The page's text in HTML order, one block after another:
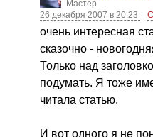
Мастер
26 декабря 2007 в 20:23
очень интересная
сказочно -
Только над
подумать. Я тоже
читала статью.
И вот одного я не